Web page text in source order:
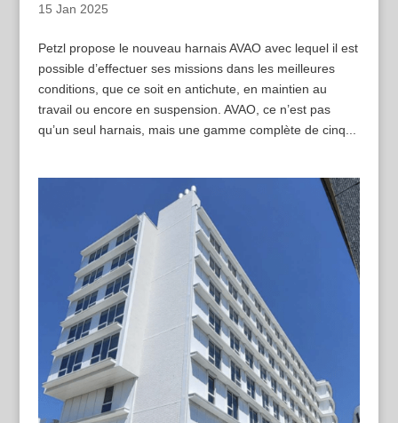
15 Jan 2025
Petzl propose le nouveau harnais AVAO avec lequel il est
possible d’effectuer ses missions dans les meilleures
conditions, que ce soit en antichute, en maintien au
travail ou encore en suspension. AVAO, ce n’est pas
qu’un seul harnais, mais une gamme complète de cinq...